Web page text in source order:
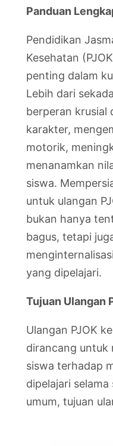
Panduan
Pendidikan
Kesehatan
penting dalam
Lebih dari
berperan krusial
karakter,
motorik,
menanamkan
siswa.
untuk ulangan
bukan hanya
bagus, tetapi
yang dipelajari.
Tujuan Ulangan
Ulangan PJOK
dirancang untuk
siswa terhadap
dipelajari
umum, tujuan